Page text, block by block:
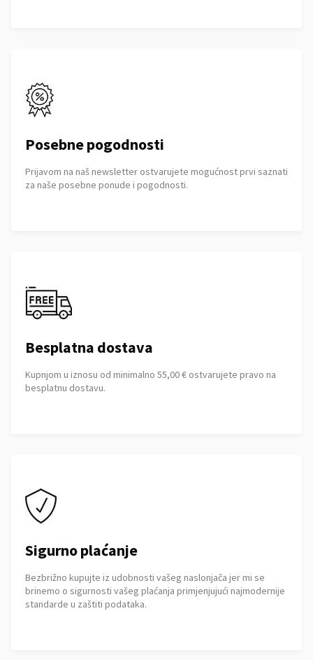
Posebne pogodnosti
Prijavom na naš newsletter ostvarujete mogućnost prvi saznati
za naše posebne ponude i pogodnosti.
Besplatna dostava
Kupnjom u iznosu od minimalno 55,00 € ostvarujete pravo na
besplatnu dostavu.
Sigurno plaćanje
Bezbrižno kupujte iz udobnosti vašeg naslonjača jer mi se
brinemo o sigurnosti vašeg plaćanja primjenjujući najmodernije
standarde u zaštiti podataka.